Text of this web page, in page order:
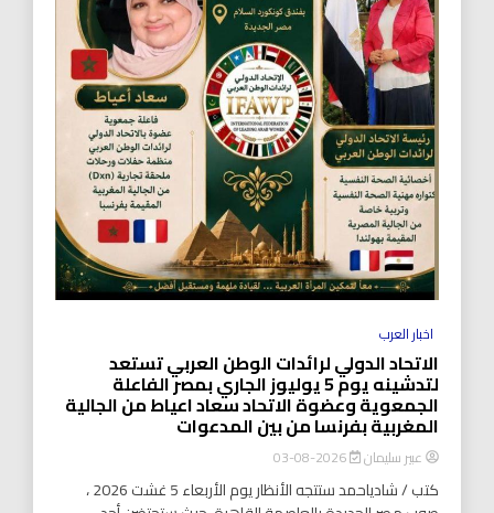
اخبار العرب
الاتحاد الدولي لرائدات الوطن العربي تستعد
لتدشينه يوم 5 يوليوز الجاري بمصر الفاعلة
الجمعوية وعضوة الاتحاد سعاد اعياط من الجالية
المغربية بفرنسا من بين المدعوات
عبير سليمان 2026-08-03
كتب / شادياحمد ستتجه الأنظار يوم الأربعاء 5 غشت 2026 ،